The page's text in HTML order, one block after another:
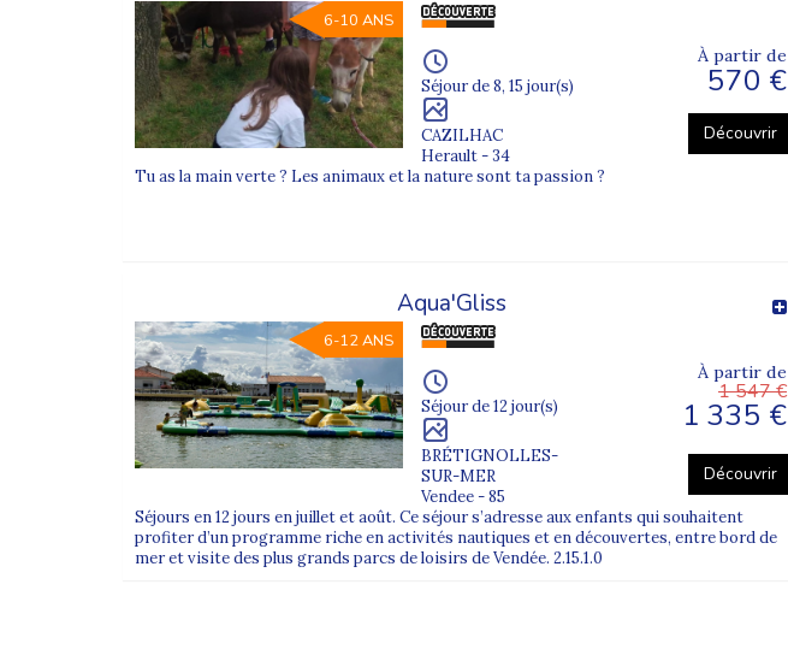
6-10 ANS
Séjour de 8, 15 jour(s)
CAZILHAC
Herault - 34
À partir de
570 €
Découvrir
Tu as la main verte ? Les animaux et la nature sont ta passion ?
Aqua'Gliss
6-12 ANS
Séjour de 12 jour(s)
BRÉTIGNOLLES-
SUR-MER
Vendee - 85
À partir de
1 547 €
1 335 €
Découvrir
Séjours en 12 jours en juillet et août. Ce séjour s’adresse aux enfants qui souhaitent
profiter d’un programme riche en activités nautiques et en découvertes, entre bord de
mer et visite des plus grands parcs de loisirs de Vendée. 2.15.1.0